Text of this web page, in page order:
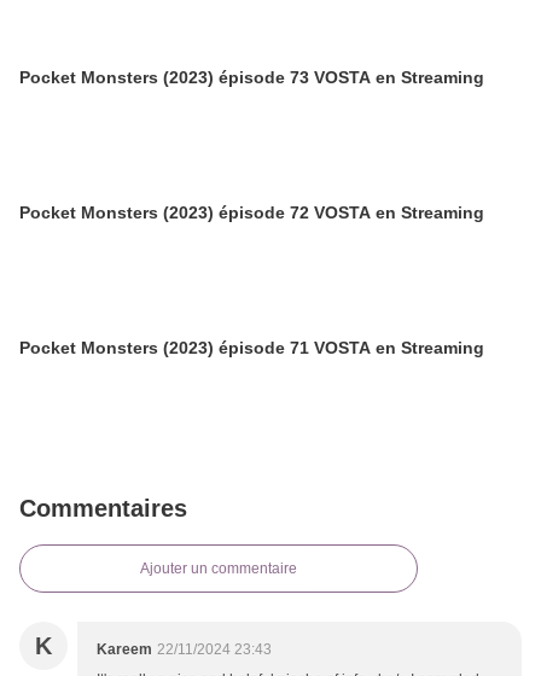
Pocket Monsters (2023) épisode 73 VOSTA en Streaming
Pocket Monsters (2023) épisode 72 VOSTA en Streaming
Pocket Monsters (2023) épisode 71 VOSTA en Streaming
Commentaires
Ajouter un commentaire
K Kareem 22/11/2024 23:43